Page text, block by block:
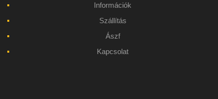
Információk
Szállítás
Ászf
Kapcsolat